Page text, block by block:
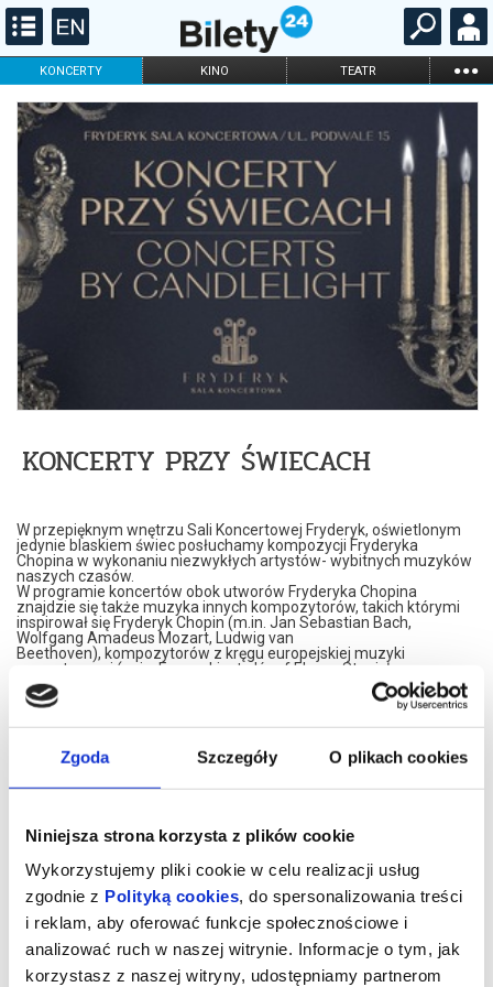
Zgoda Szczegóły O plikach cookies
Niniejsza strona korzysta z plików cookie
Wykorzystujemy pliki cookie w celu realizacji usług
zgodnie z Polityką cookies, do spersonalizowania treści
i reklam, aby oferować funkcje społecznościowe i
analizować ruch w naszej witrynie. Informacje o tym, jak
korzystasz z naszej witryny, udostępniamy partnerom
KONCERTY KINO TEATR ...
FILHARMONIA OPERA I BALET
DLA DZIECI
ONLINE KARNETY
KONCERTY PRZY ŚWIECACH
W przepięknym wnętrzu Sali Koncertowej Fryderyk, oświetlonym
jedynie blaskiem świec posłuchamy kompozycji Fryderyka
Chopina w wykonaniu niezwykłych artystów- wybitnych muzyków
naszych czasów.
W programie koncertów obok utworów Fryderyka Chopina
znajdzie się także muzyka innych kompozytorów, takich którymi
inspirował się Fryderyk Chopin (m.in. Jan Sebastian Bach,
Wolfgang Amadeus Mozart, Ludwig van
Beethoven), kompozytorów z kręgu europejskiej muzyki
romantycznej (m.in. Ferenc Liszt, Józef Elsner, Stanisław
Moniuszko), a także twórców późniejszych.
Koncerty są dwuczęściowym recitalami trwającymi ok. 60
minut, opartymi na popularnej w XIX wieku idei salonowych
spotkań muzycznych.
W przerwie koncertu poczęstujemy Państwa lampką wina
musującego.
Prosimy o przybycie 15 minut przed koncertem.
wydarzenia, gwarantujemy automatyczny zwrot środków
potwierdzony komunikatem wysyłanym na adres e-mail, podany
podczas zakupu.